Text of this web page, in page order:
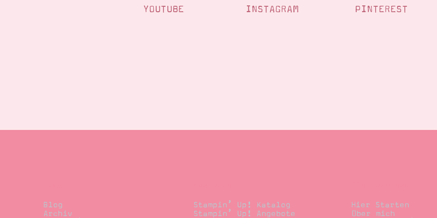
YOUTUBE INSTAGRAM PINTEREST
Blog
Archiv
Stampin’ Up! Katalog
Stampin’ Up! Angebote
Hier Starten
Über mich